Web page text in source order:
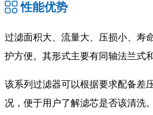
性能优势
过滤面积大、流量大、压损小、寿
护方便。其形式主要有同轴法兰式
该系列过滤器可以根据要求配备差
况，便于用户了解滤芯是否该清洗